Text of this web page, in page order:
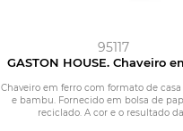
95117
GASTON HOUSE. Chaveiro
bambu
Chaveiro em ferro com formato de
e bambu. Fornecido em bolsa de
reciclado. A cor e o resultado